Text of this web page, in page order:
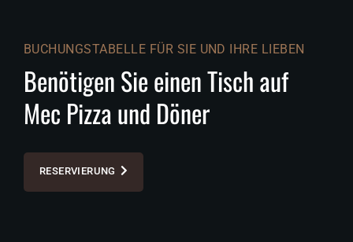
BUCHUNGSTABELLE FÜR SIE UND IHRE LIEBEN
Benötigen Sie einen Tisch auf
Mec Pizza und Döner
RESERVIERUNG